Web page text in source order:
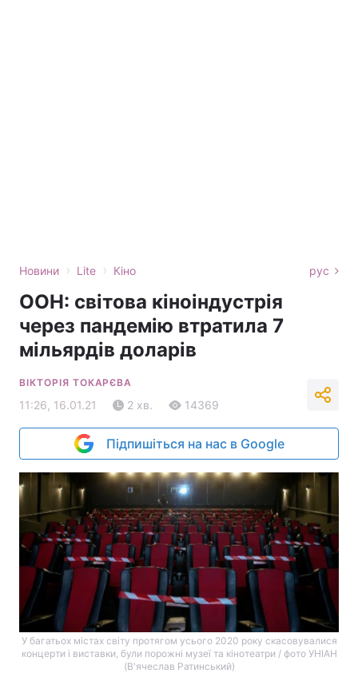
Новини › Lite › Кіно рус
ООН: світова кіноіндустрія
через пандемію втратила 7
мільярдів доларів
ВІКТОРІЯ ТОКАРЄВА
11:26, 16.01.21 2 хв. 14369
Підпишіться на нас в Google
У багатьох містах світу протягом усього 2020 року скасовувалися
концерти і виставки, були порожні музеї та кінотеатри / фото УНІАН
(В'ячеслав Ратинський)